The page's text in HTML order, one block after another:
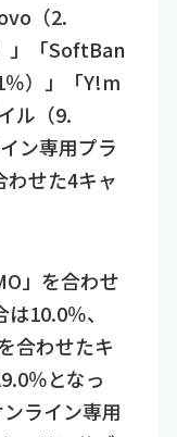
（2.
」「SoftBan
）」「Y!m
ル（9.
ン専用プラ
わせた4キャ
」を合わせ
10.0％、
合わせたキ
％となっ
ライン専用